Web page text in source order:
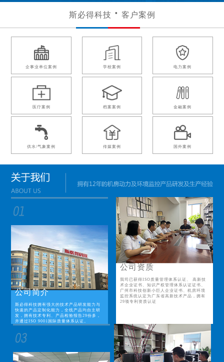
斯必得科技 客户案例
企事业单位案例 学校案例 电力案例
医疗案例 档案案例 金融案例
供水/气象案例 传媒案例 国外案例
公司简介
斯必得科技拥有强大的技术产品研发能力与
快速的产品定制化能力，全线产品均自主研
发，拥有技术专利、产品检验报告29份多，
并通过ISO 9001国际质量体系认证。
公司资质
我司已获得ISO质量管理体系认证、 高新技
术企业证书、知识产权管理体系认证证书、
广州市科技创新小巨人企业证书、机房环境
监控系统认定为广东省高新技术产品，拥有
29项专利资质认证